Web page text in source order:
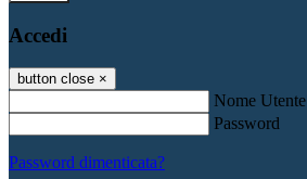
Accedi
button close ×
Nome Utente
Password
Password dimenticata?